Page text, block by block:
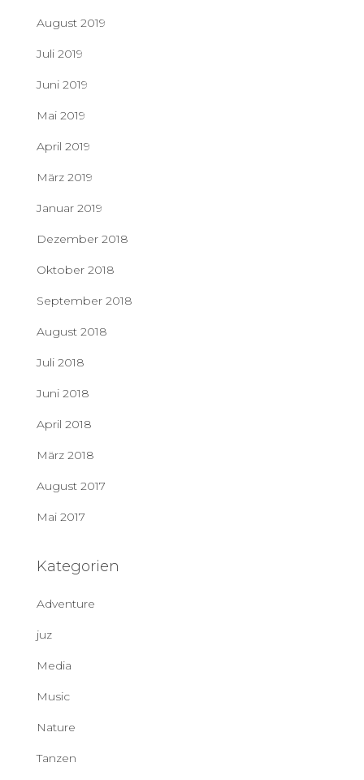
August 2019
Juli 2019
Juni 2019
Mai 2019
April 2019
März 2019
Januar 2019
Dezember 2018
Oktober 2018
September 2018
August 2018
Juli 2018
Juni 2018
April 2018
März 2018
August 2017
Mai 2017
Kategorien
Adventure
juz
Media
Music
Nature
Tanzen